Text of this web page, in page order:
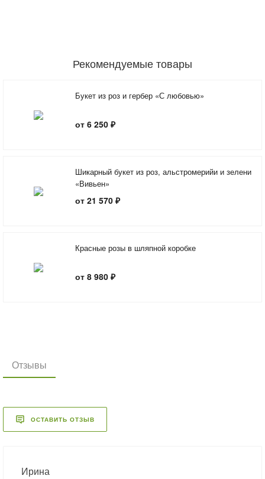
Рекомендуемые товары
Букет из роз и гербер «С любовью»
от 6 250 ₽
Шикарный букет из роз, альстромерийи и зелени
«Вивьен»
от 21 570 ₽
Красные розы в шляпной коробке
от 8 980 ₽
Отзывы
ОСТАВИТЬ ОТЗЫВ
Ирина